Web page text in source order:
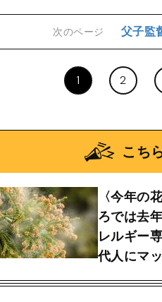
次のページ 父子監
1 2
こち
〈今年の
ろでは去
レルギー
代人にマ